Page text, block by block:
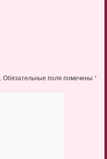
Обязательные поля помечены *